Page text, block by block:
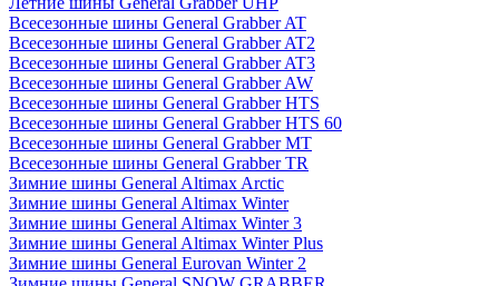
Всесезонные шины General Grabber AT
Всесезонные шины General Grabber AT2
Всесезонные шины General Grabber AT3
Всесезонные шины General Grabber AW
Всесезонные шины General Grabber HTS
Всесезонные шины General Grabber HTS 60
Всесезонные шины General Grabber MT
Всесезонные шины General Grabber TR
Зимние шины General Altimax Arctic
Зимние шины General Altimax Winter
Зимние шины General Altimax Winter 3
Зимние шины General Altimax Winter Plus
Зимние шины General Eurovan Winter 2